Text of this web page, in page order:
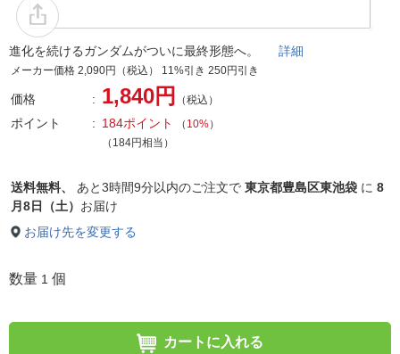
進化を続けるガンダムがついに最終形態へ。 詳細
メーカー価格 2,090円（税込） 11%引き 250円引き
価格 1,840円 （税込）
ポイント 184ポイント （ 10%）
（184円相当）
送料無料、 あと3時間9分以内のご注文で 東京都豊島区東池袋 に 8
月8日（土） お届け
お届け先を変更する
数量 1 個
カートに入れる